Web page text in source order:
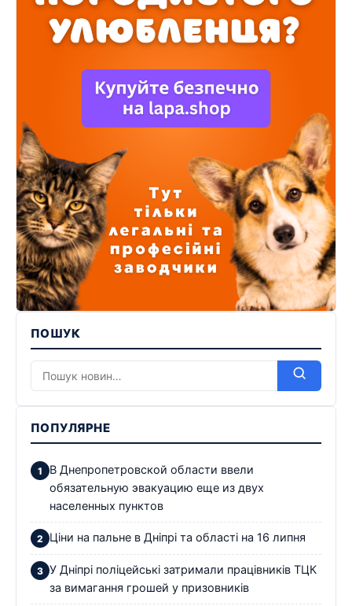
ПОШУК
ПОПУЛЯРНЕ
В Днепропетровской области ввели
обязательную эвакуацию еще из двух
населенных пунктов
Ціни на пальне в Дніпрі та області на 16 липня
У Дніпрі поліцейські затримали працівників ТЦК
за вимагання грошей у призовників